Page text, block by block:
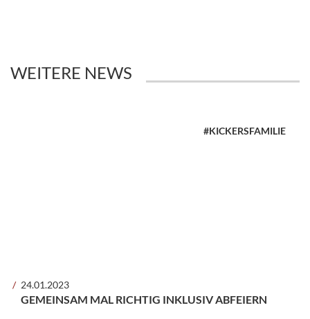
WEITERE NEWS
#KICKERSFAMILIE
24.01.2023
GEMEINSAM MAL RICHTIG INKLUSIV ABFEIERN